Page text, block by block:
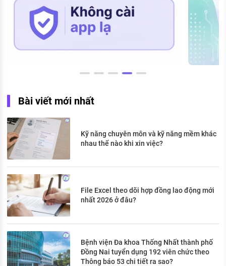
Bài viết mới nhất
Kỹ năng chuyên môn và kỹ năng mềm khác
nhau thế nào khi xin việc?
File Excel theo dõi hợp đồng lao động mới
nhất 2026 ở đâu?
Bệnh viện Đa khoa Thống Nhất thành phố
Đồng Nai tuyển dụng 192 viên chức theo
Thông báo 53 chi tiết ra sao?